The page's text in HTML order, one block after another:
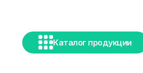
Каталог продукции